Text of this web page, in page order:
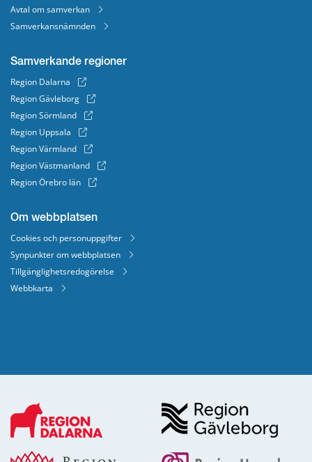
Avtal om samverkan
Samverkansnämnden
Samverkande regioner
Region Dalarna
Region Gävleborg
Region Sörmland
Region Uppsala
Region Värmland
Region Västmanland
Region Örebro län
Om webbplatsen
Cookies och personuppgifter
Synpunkter om webbplatsen
Tillgänglighetsredogörelse
Webbkarta